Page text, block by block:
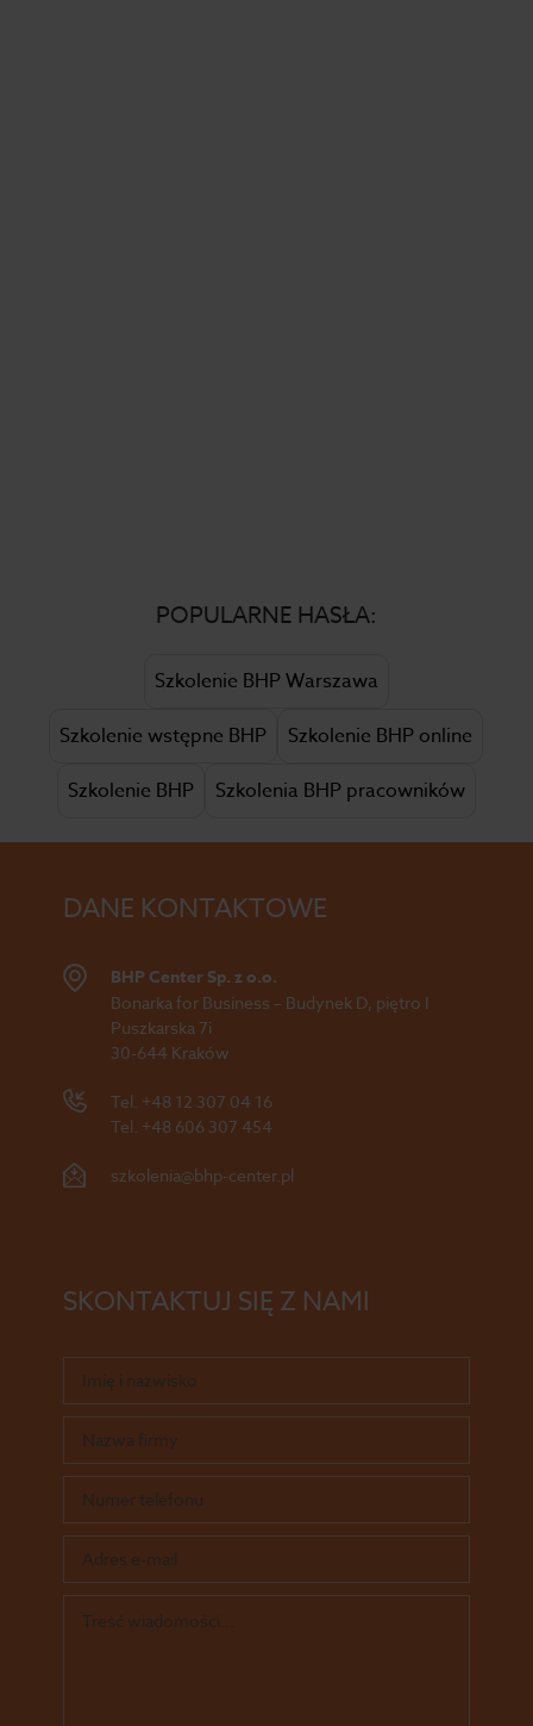
POPULARNE HASŁA:
Szkolenie BHP Warszawa
Szkolenie wstępne BHP
Szkolenie BHP online
Szkolenie BHP
Szkolenia BHP pracowników
DANE KONTAKTOWE
BHP Center Sp. z o.o.
Bonarka for Business – Budynek D, piętro I
Puszkarska 7i
30-644 Kraków
Tel. +48 12 307 04 16
Tel. +48 606 307 454
szkolenia@bhp-center.pl
SKONTAKTUJ SIĘ Z NAMI